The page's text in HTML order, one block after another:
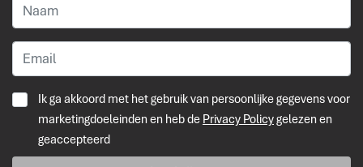
Ik ga akkoord met het gebruik van persoonlijke gegevens voor
marketingdoeleinden en heb de Privacy Policygelezen en
geaccepteerd